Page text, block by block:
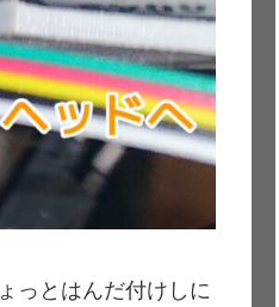
っとはんだ付けしに